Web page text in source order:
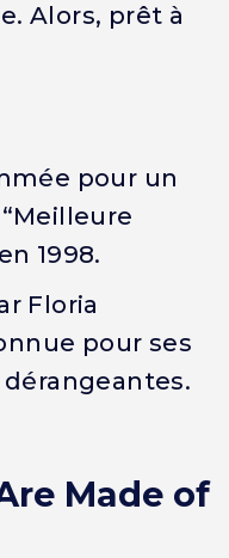
Alors, prêt à
pour un
1998.
Floria
pour ses
Made of